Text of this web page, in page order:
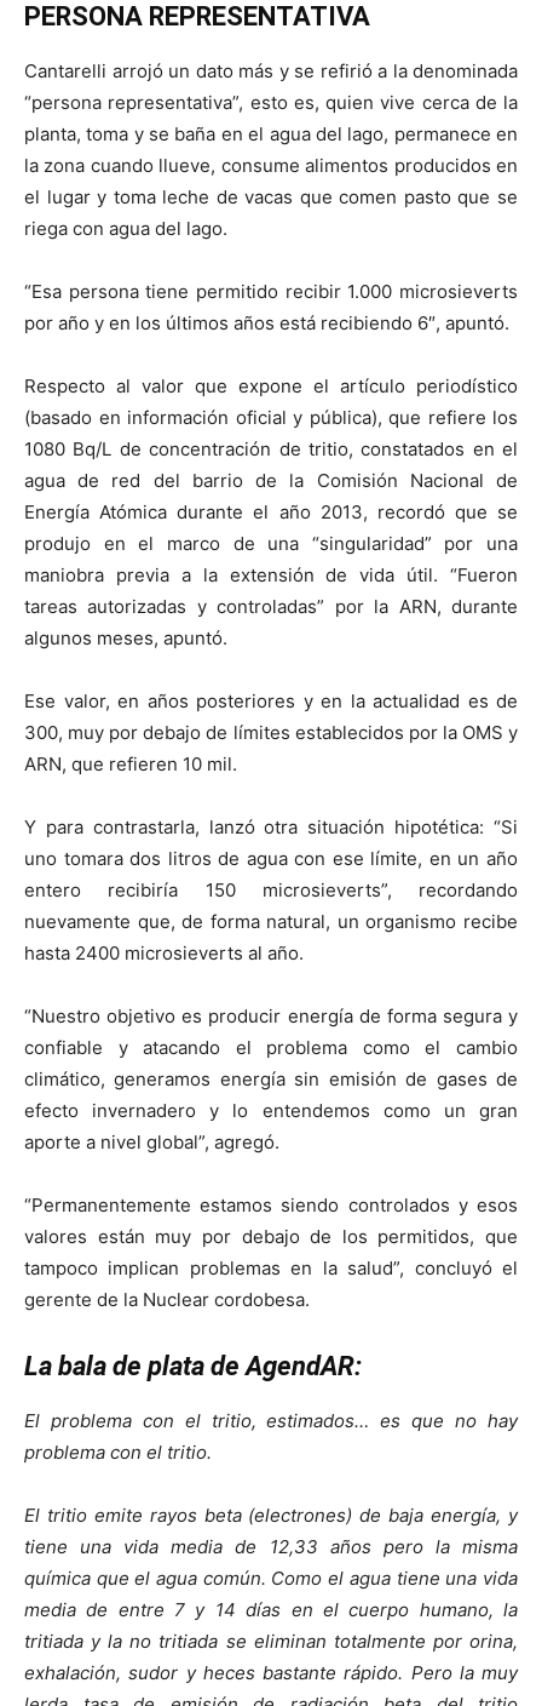
PERSONA REPRESENTATIVA
Cantarelli arrojó un dato más y se refirió a la denominada
“persona representativa”, esto es, quien vive cerca de la
planta, toma y se baña en el agua del lago, permanece en
la zona cuando llueve, consume alimentos producidos en
el lugar y toma leche de vacas que comen pasto que se
riega con agua del lago.
“Esa persona tiene permitido recibir 1.000 microsieverts
por año y en los últimos años está recibiendo 6″, apuntó.
Respecto al valor que expone el artículo periodístico
(basado en información oficial y pública), que refiere los
1080 Bq/L de concentración de tritio, constatados en el
agua de red del barrio de la Comisión Nacional de
Energía Atómica durante el año 2013, recordó que se
produjo en el marco de una “singularidad” por una
maniobra previa a la extensión de vida útil. “Fueron
tareas autorizadas y controladas” por la ARN, durante
algunos meses, apuntó.
Ese valor, en años posteriores y en la actualidad es de
300, muy por debajo de límites establecidos por la OMS y
ARN, que refieren 10 mil.
Y para contrastarla, lanzó otra situación hipotética: “Si
uno tomara dos litros de agua con ese límite, en un año
entero recibiría 150 microsieverts”, recordando
nuevamente que, de forma natural, un organismo recibe
hasta 2400 microsieverts al año.
“Nuestro objetivo es producir energía de forma segura y
confiable y atacando el problema como el cambio
climático, generamos energía sin emisión de gases de
efecto invernadero y lo entendemos como un gran
aporte a nivel global”, agregó.
“Permanentemente estamos siendo controlados y esos
valores están muy por debajo de los permitidos, que
tampoco implican problemas en la salud”, concluyó el
gerente de la Nuclear cordobesa.
La bala de plata de AgendAR:
El problema con el tritio, estimados… es que no hay
problema con el tritio.
El tritio emite rayos beta (electrones) de baja energía, y
tiene una vida media de 12,33 años pero la misma
química que el agua común. Como el agua tiene una vida
media de entre 7 y 14 días en el cuerpo humano, la
tritiada y la no tritiada se eliminan totalmente por orina,
exhalación, sudor y heces bastante rápido. Pero la muy